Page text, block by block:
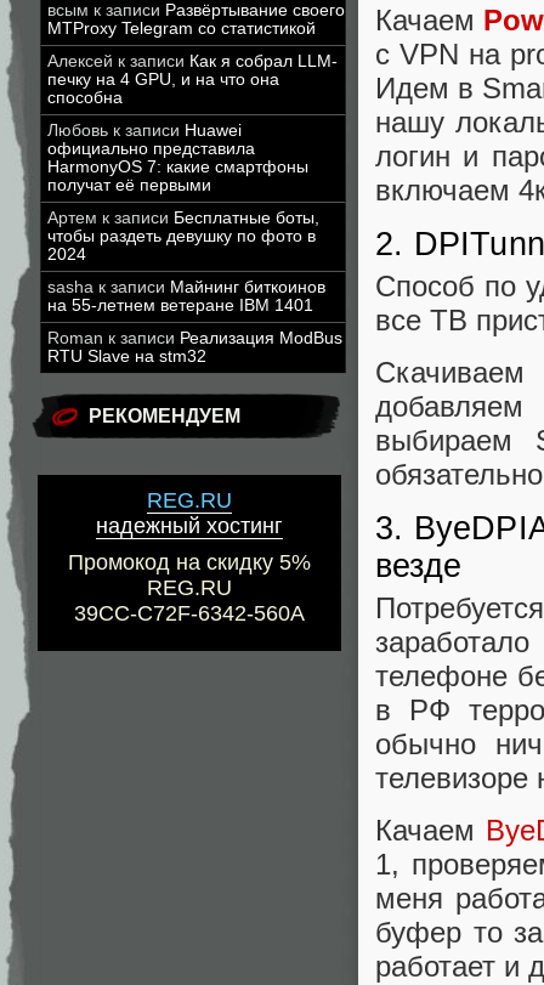
всым к записи Развёртывание своего
MTProxy Telegram со статистикой
Алексей к записи Как я собрал LLM-
печку на 4 GPU, и на что она
способна
Любовь к записи Huawei
официально представила
HarmonyOS 7: какие смартфоны
получат её первыми
Артем к записи Бесплатные боты,
чтобы раздеть девушку по фото в
2024
sasha к записи Майнинг биткоинов
на 55-летнем ветеране IBM 1401
Roman к записи Реализация ModBus
RTU Slave на stm32
РЕКОМЕНДУЕМ
REG.RU
надежный хостинг
Промокод на скидку 5%
REG.RU
39CC-C72F-6342-560A
Качаем
с VPN на
Идем в
нашу
логин и
включаем
2.
Способ по
все ТВ
выбираем
3.
везде
телефоне
в РФ
обычно
телевизоре
Качаем
1,
меня
буфер то
работает и